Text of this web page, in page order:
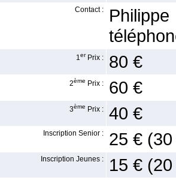
Contact :
1er Prix : 80 €
2ème Prix : 60 €
3ème Prix : 40 €
Inscription Senior : 25 €
Inscription Jeunes : 15 €